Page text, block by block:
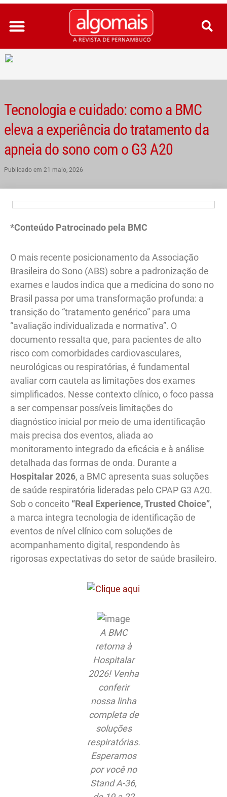
Ir
para
conteúdo
Tecnologia e cuidado: como a BMC
eleva a experiência do tratamento da
apneia do sono com o G3 A20
Publicado em 21 maio, 2026
*Conteúdo Patrocinado pela BMC
O mais recente posicionamento da Associação
Brasileira do Sono (ABS) sobre a padronização de
exames e laudos indica que a medicina do sono no
Brasil passa por uma transformação profunda: a
transição do “tratamento genérico” para uma
“avaliação individualizada e normativa”. O
documento ressalta que, para pacientes de alto
risco com comorbidades cardiovasculares,
neurológicas ou respiratórias, é fundamental
avaliar com cautela as limitações dos exames
simplificados. Nesse contexto clínico, o foco passa
a ser compensar possíveis limitações do
diagnóstico inicial por meio de uma identificação
mais precisa dos eventos, aliada ao
monitoramento integrado da eficácia e à análise
detalhada das formas de onda. Durante a
Hospitalar 2026, a BMC apresenta suas soluções
de saúde respiratória lideradas pelo CPAP G3 A20.
Sob o conceito “Real Experience, Trusted Choice”,
a marca integra tecnologia de identificação de
eventos de nível clínico com soluções de
acompanhamento digital, respondendo às
rigorosas expectativas do setor de saúde brasileiro.
A BMC
retorna à
Hospitalar
2026! Venha
conferir
nossa linha
completa de
soluções
respiratórias.
Esperamos
por você no
Stand A-36,